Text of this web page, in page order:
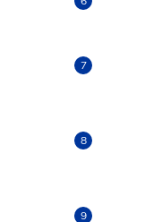
Basic Mini Globe